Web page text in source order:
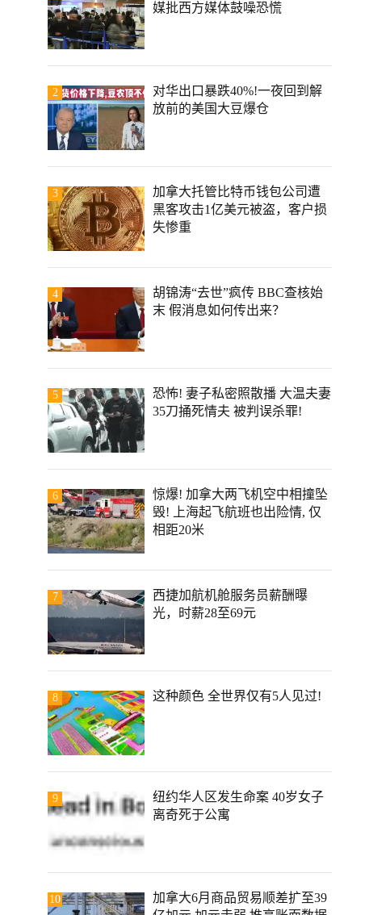
媒批西方媒体鼓噪恐慌
2
对华出口暴跌40%!一夜回到解
放前的美国大豆爆仓
3
加拿大托管比特币钱包公司遭
黑客攻击1亿美元被盗，客户损
失惨重
4
胡锦涛“去世”疯传 BBC查核始
末 假消息如何传出来？
5
恐怖! 妻子私密照散播 大温夫妻
35刀捅死情夫 被判误杀罪!
6
惊爆! 加拿大两飞机空中相撞坠
毁! 上海起飞航班也出险情, 仅
相距20米
7
西捷加航机舱服务员薪酬曝
光，时薪28至69元
8 这种颜色 全世界仅有5人见过!
9
纽约华人区发生命案 40岁女子
离奇死于公寓
10
加拿大6月商品贸易顺差扩至39